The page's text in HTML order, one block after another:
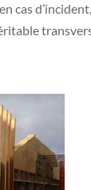
cas